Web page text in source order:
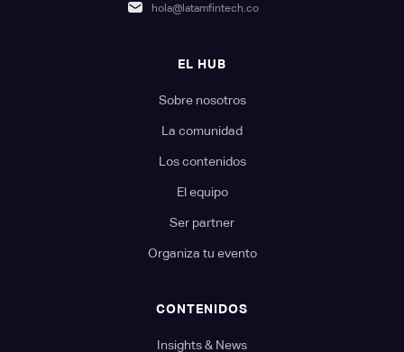
hola@latamfintech.co
EL HUB
Sobre nosotros
La comunidad
Los contenidos
El equipo
Ser partner
Organiza tu evento
CONTENIDOS
Insights & News